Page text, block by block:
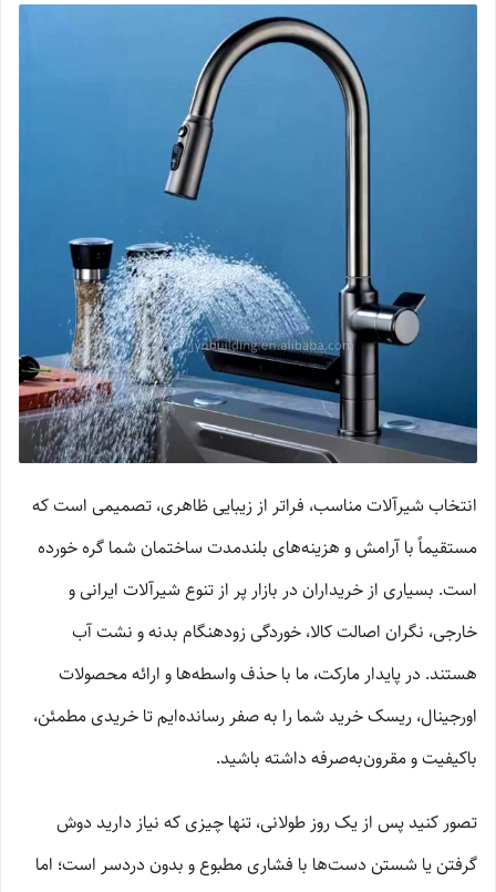
انتخاب شیرآلات مناسب، فراتر از زیبایی ظاهری، تصمیمی است که
مستقیماً با آرامش و هزینه‌های بلندمدت ساختمان شما گره خورده
است. بسیاری از خریداران در بازار پر از تنوع شیرآلات ایرانی و
خارجی، نگران اصالت کالا، خوردگی زودهنگام بدنه و نشت آب
هستند. در پایدار مارکت، ما با حذف واسطه‌ها و ارائه محصولات
اورجینال، ریسک خرید شما را به صفر رسانده‌ایم تا خریدی مطمئن،
باکیفیت و مقرون‌به‌صرفه داشته باشید.
تصور کنید پس از یک روز طولانی، تنها چیزی که نیاز دارید دوش
گرفتن یا شستن دست‌ها با فشاری مطبوع و بدون دردسر است؛ اما